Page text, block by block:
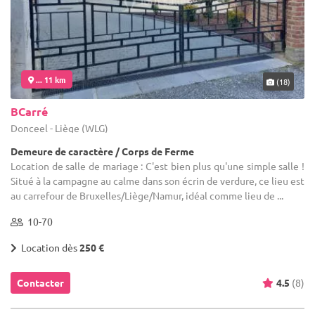
... 11 km (18)
BCarré
Donceel - Liège (WLG)
Demeure de caractère / Corps de Ferme
Location de salle de mariage : C'est bien plus qu'une simple salle !
Situé à la campagne au calme dans son écrin de verdure, ce lieu est
au carrefour de Bruxelles/Liège/Namur, idéal comme lieu de ...
10-70
Location dès250 €
Contacter 4.5 (8)